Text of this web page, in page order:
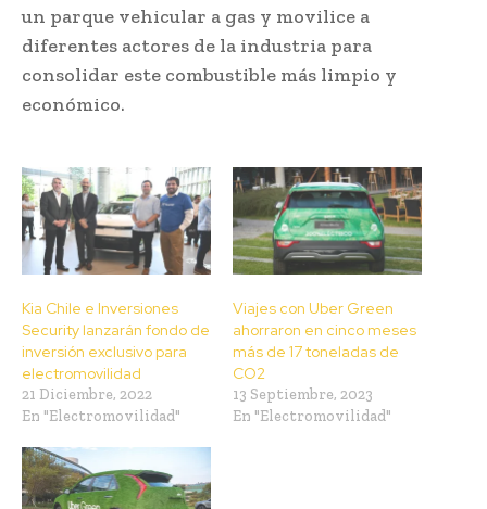
un parque vehicular a gas y movilice a
diferentes actores de la industria para
consolidar este combustible más limpio y
económico.
Kia Chile e Inversiones
Security lanzarán fondo de
inversión exclusivo para
electromovilidad
21 Diciembre, 2022
En "Electromovilidad"
Viajes con Uber Green
ahorraron en cinco meses
más de 17 toneladas de
CO2
13 Septiembre, 2023
En "Electromovilidad"